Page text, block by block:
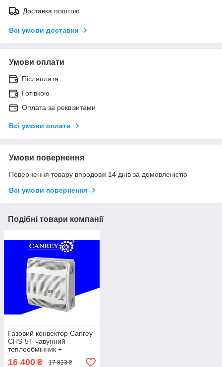
Доставка поштою
Всі умови доставки
Умови оплати
Післяплата
Готівкою
Оплата за реквізитами
Всі умови оплати
Умови повернення
Повернення товару впродовж 14 днів за домовленістю
Всі умови повернення
Подібні товари компанії
Газовий конвектор Canrey
CHS-5T чавунний
теплообмінник +
вентилятор
16 400 ₴ 17 823 ₴